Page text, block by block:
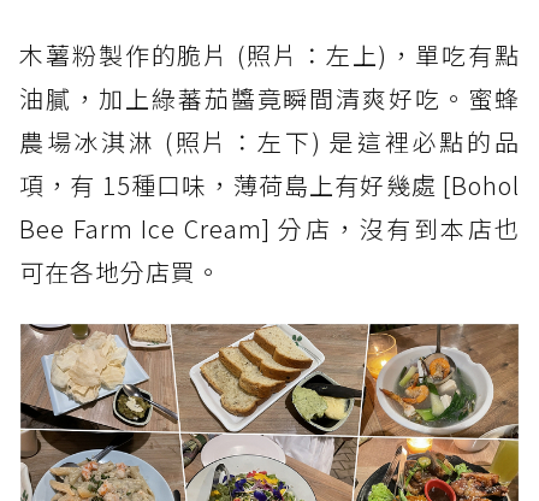
木薯粉製作的脆片 (照片：左上)，單吃有點
油膩，加上綠蕃茄醬竟瞬間清爽好吃。蜜蜂
農場冰淇淋 (照片：左下) 是這裡必點的品
項，有 15種口味，薄荷島上有好幾處 [Bohol
Bee Farm Ice Cream] 分店，沒有到本店也
可在各地分店買。